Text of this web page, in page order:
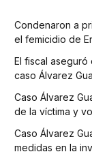
Condenaron a
el femicidio de
El fiscal
caso Álvarez
Caso Álvarez
de la víctima y
Caso Álvarez
medidas en la